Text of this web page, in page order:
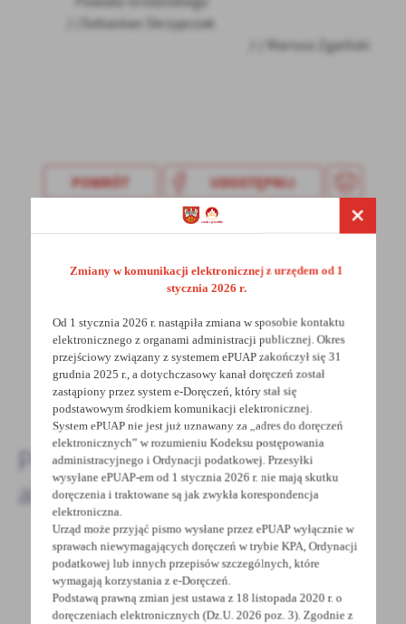
treści w postaci wiadomości, ofert, komunikatów mediów
/-/Sebastian Skrzypczak
/-/ Mariusz Zgaiński
POWRÓT UDOSTĘPNIJ
Spodobała Ci się informacja? Zostaw nam swoją opinię
- to dla Ciebie staramy się być najlepsi, a Twoje zdanie
bardzo nam w tym pomoże!
DODAJ KOMENTARZ
Pozostałe
aktualności
28 - 10 - 2025
Informacja
Zmiany w komunikacji elektronicznej z urzędem od 1
stycznia 2026 r.
Od 1 stycznia 2026 r. nastąpiła zmiana w sposobie kontaktu
elektronicznego z organami administracji publicznej. Okres
przejściowy związany z systemem ePUAP zakończył się 31
grudnia 2025 r., a dotychczasowy kanał doręczeń został
zastąpiony przez system e-Doręczeń, który stał się
podstawowym środkiem komunikacji elektronicznej.
System ePUAP nie jest już uznawany za „adres do doręczeń
elektronicznych” w rozumieniu Kodeksu postępowania
administracyjnego i Ordynacji podatkowej. Przesyłki
wysyłane ePUAP-em od 1 stycznia 2026 r. nie mają skutku
doręczenia i traktowane są jak zwykła korespondencja
elektroniczna.
Urząd może przyjąć pismo wysłane przez ePUAP wyłącznie w
sprawach niewymagających doręczeń w trybie KPA, Ordynacji
podatkowej lub innych przepisów szczególnych, które
wymagają korzystania z e-Doręczeń.
Podstawą prawną zmian jest ustawa z 18 listopada 2020 r. o
doręczeniach elektronicznych (Dz.U. 2026 poz. 3). Zgodnie z